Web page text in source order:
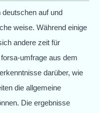
auf und
weise. Während einige
andere zeit für
umfrage aus dem
darüber, wie
die allgemeine
Die ergebnisse